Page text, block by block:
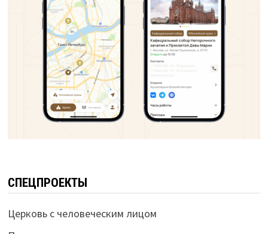
СПЕЦПРОЕКТЫ
Церковь с человеческим лицом